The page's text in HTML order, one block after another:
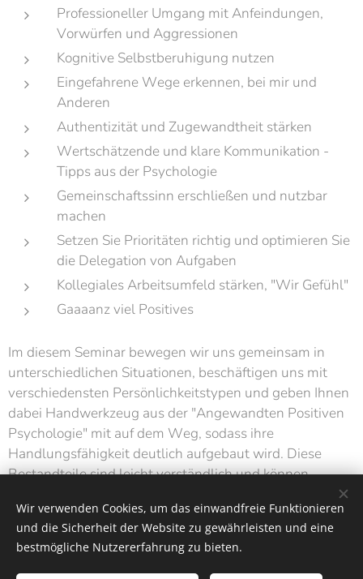
Professioneller Umgang mit Anfeindungen,
Vorwürfen und Aggressionen
Kognitive Selbstberuhigung nutzen
Eingefahrene Wege erkennen, bei mir und
Anderen
Authentizität und Zugewandtheit stärken
Wertschätzende und klare Kommunikation -
Tipps aus der Psychologie
Gemeinschaftssinn erschließen und nutzbar
machen
Setzen Sie Prioritäten richtig und optimieren Sie
die Delegation von Aufgaben
Kollegiales Arbeitsumfeld stärken, "Wir Gefühl"
Gaaaanz viel Positives
Im diesem Seminar bewegen wir uns gemeinsam in
unterschiedlichen Situationen, beschäftigen uns mit
verschiedensten Persönlichkeitstypen und geben Ihnen
dabei Handwerkzeug aus der "Angewandten Positiven
Psychologie" mit auf dem Weg, sodass ihre
Handlungsfähigkeit deutlich aufgebaut wird. Diese
Bestandteile sind leicht verständlich und können
H-P-A-GSCHWERIN
Wir verwenden Cookies, um das einwandfreie Funktionieren
und die Sicherheit der Website zu gewährleisten und eine
bestmögliche Nutzererfahrung zu bieten.